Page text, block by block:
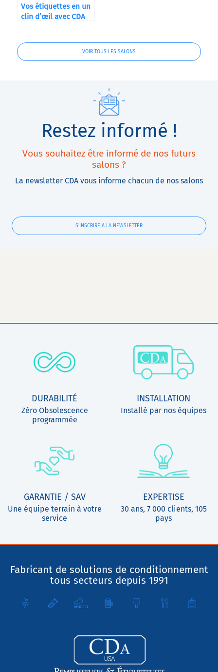
Vos étiquettes en un
clin d’œil avec CDA
VOIR TOUS LES SALONS
Restez informé !
Vous souhaitez être informé de nos futurs
salons ?
La newsletter CDA vous informe chacun de nos salons
S'INSCRIRE À LA NEWSLETTER
DURABILITÉ
Zéro Obsolescence
programmée
INSTALLATION
Installé par nos équipes
GARANTIE / SAV
Une équipe terrain à votre
service
EXPERTISE
30 ans, 7 000 clients, 105
pays
Fabricant de solutions de conditionnement
tous secteurs depuis 1991